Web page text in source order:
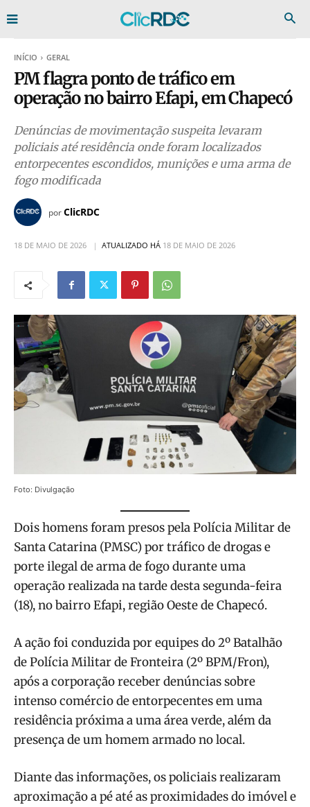
INÍCIO GERAL
PM flagra ponto de tráfico em
operação no bairro Efapi, em Chapecó
Denúncias de movimentação suspeita levaram
policiais até residência onde foram localizados
entorpecentes escondidos, munições e uma arma de
fogo modificada
porClicRDC
18 DE MAIO DE 2026 ATUALIZADO HÁ 18 DE MAIO DE 2026
Foto: Divulgação
Dois homens foram presos pela Polícia Militar de
Santa Catarina (PMSC) por tráfico de drogas e
porte ilegal de arma de fogo durante uma
operação realizada na tarde desta segunda-feira
(18), no bairro Efapi, região Oeste de Chapecó.
A ação foi conduzida por equipes do 2º Batalhão
de Polícia Militar de Fronteira (2º BPM/Fron),
após a corporação receber denúncias sobre
intenso comércio de entorpecentes em uma
residência próxima a uma área verde, além da
presença de um homem armado no local.
Diante das informações, os policiais realizaram
aproximação a pé até as proximidades do imóvel e